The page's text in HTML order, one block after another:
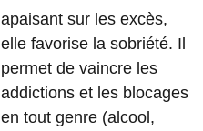
apaisant sur les excès,
elle favorise la sobriété. Il
permet de vaincre les
addictions et les blocages
en tout genre (alcool,